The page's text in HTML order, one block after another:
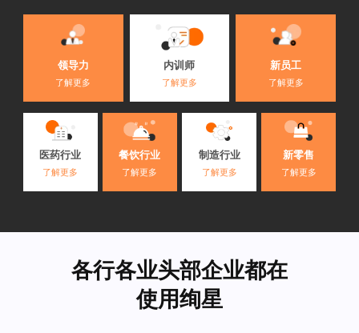
领导力
了解更多
内训师
了解更多
新员工
了解更多
医药行业
了解更多
餐饮行业
了解更多
制造行业
了解更多
新零售
了解更多
各行各业头部企业都在
使用绚星